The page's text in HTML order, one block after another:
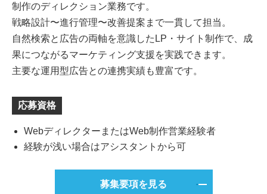
制作のディレクション業務です。
戦略設計〜進行管理〜改善提案まで一貫して担当。
自然検索と広告の両軸を意識したLP・サイト制作で、成
果につながるマーケティング支援を実践できます。
主要な運用型広告との連携実績も豊富です。
応募資格
WebディレクターまたはWeb制作営業経験者
経験が浅い場合はアシスタントから可
募集要項を見る